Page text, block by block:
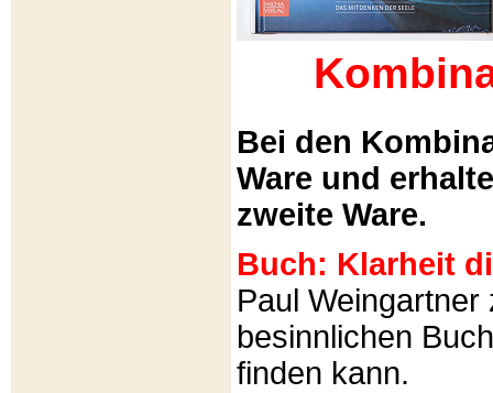
Bei den
Ware und
zweite Ware.
Buch: Klarheit
Paul
besinnlichen
finden kann.